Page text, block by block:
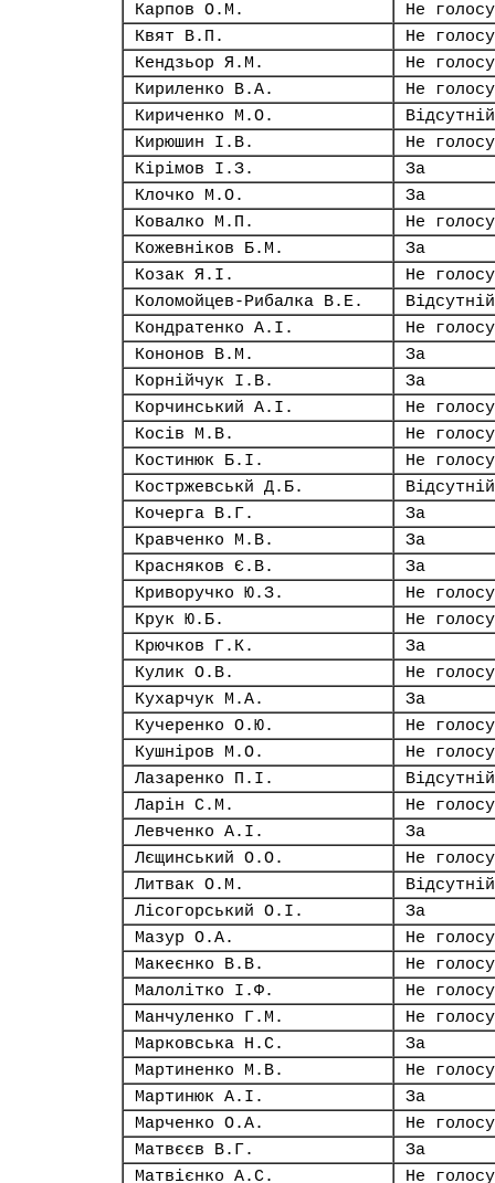
Карпов О.М.
Не
Квят В.П.
Не
Кендзьор Я.М.
Не
Кириленко В.А.
Не
Кириченко М.О.
Відсутній
Кирюшин І.В.
Не
Кірімов І.З.
За
Клочко М.О.
За
Ковалко М.П.
Не
Кожевніков Б.М.
За
Козак Я.І.
Не
Коломойцев-Рибалка В.Е.
Відсутній
Кондратенко А.І.
Не
Кононов В.М.
За
Корнійчук І.В.
За
Корчинський А.І.
Не
Косів М.В.
Не
Костинюк Б.І.
Не
Костржевськй Д.Б.
Відсутній
Кочерга В.Г.
За
Кравченко М.В.
За
Красняков Є.В.
За
Криворучко Ю.З.
Не
Крук Ю.Б.
Не
Крючков Г.К.
За
Кулик О.В.
Не
Кухарчук М.А.
За
Кучеренко О.Ю.
Не
Кушніров М.О.
Не
Лазаренко П.І.
Відсутній
Ларін С.М.
Не
Левченко А.І.
За
Лєщинський О.О.
Не
Литвак О.М.
Відсутній
Лісогорський О.І.
За
Мазур О.А.
Не
Макеєнко В.В.
Не
Малолітко І.Ф.
Не
Манчуленко Г.М.
Не
Марковська Н.С.
За
Мартиненко М.В.
Не
Мартинюк А.І.
За
Марченко О.А.
Не
Матвєєв В.Г.
За
Матвієнко А.С.
Не